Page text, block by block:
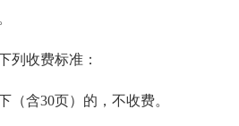
列收费标准：
（含30页）的，不收费。